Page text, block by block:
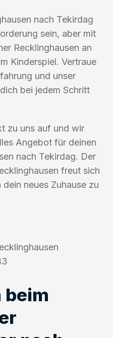
nach Tekirdag
sein, aber mit
Recklinghausen an
Kinderspiel. Vertraue
und unser
bei jedem Schritt
zu uns auf und wir
Angebot für deinen
nach Tekirdag. Der
freut sich
neues Zuhause zu
beim